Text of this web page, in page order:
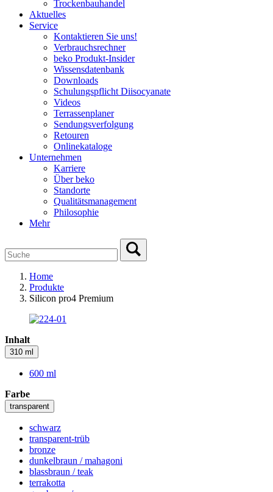
Trockenbauhandel
Aktuelles
Service
Kontaktieren Sie uns!
Verbrauchsrechner
beko Produkt-Insider
Wissensdatenbank
Downloads
Schulungspflicht Diisocyanate
Videos
Terrassenplaner
Sendungsverfolgung
Retouren
Onlinekataloge
Unternehmen
Karriere
Über beko
Standorte
Qualitätsmanagement
Philosophie
Mehr
Home
Produkte
Silicon pro4 Premium
Inhalt
310 ml
600 ml
Farbe
transparent
schwarz
transparent-trüb
bronze
dunkelbraun / mahagoni
blassbraun / teak
terrakotta